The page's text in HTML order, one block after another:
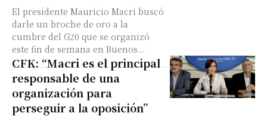
El presidente Mauricio Macri buscó
darle un broche de oro a la
cumbre del G20 que se organizó
este fin de semana en Buenos...
CFK: “Macri es el principal
responsable de una
organización para
perseguir a la oposición”